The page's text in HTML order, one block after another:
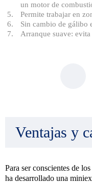
un motor de
Permite trabajar en
Sin cambio de gálibo
Arranque suave:
Ventajas y
Para ser conscientes de
ha desarrollado una